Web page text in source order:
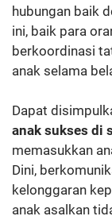
hubungan baik
ini, baik para
berkoordinasi
anak selama
Dapat
anak sukses di
memasukkan
Dini,
kelonggaran
anak asalkan